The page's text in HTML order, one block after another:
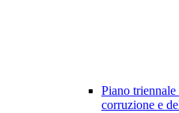
Piano
corruzione e